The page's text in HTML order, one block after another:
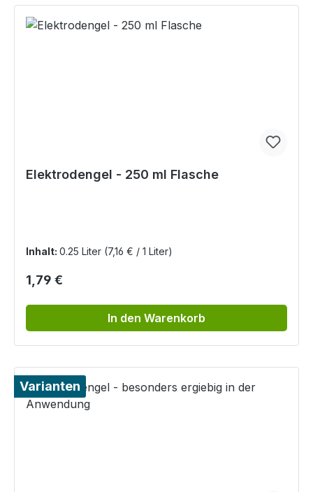
Elektrodengel - 250 ml Flasche
Inhalt: 0.25 Liter (7,16 € / 1 Liter)
Regulärer Preis:
1,79 €
In den Warenkorb
Varianten